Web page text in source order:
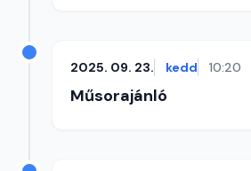
2025. 09. 23. kedd 10:20
Műsorajánló